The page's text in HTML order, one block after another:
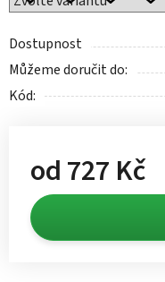
Dostupnost
Můžeme doručit do:
Kód:
od727 Kč
Měrná cena: